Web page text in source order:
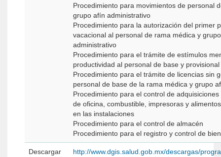
Procedimiento para movimientos de personal
grupo afín administrativo
Procedimiento para la autorización del primer
vacacional al personal de rama médica y
administrativo
Procedimiento para el trámite de estímulos
productividad al personal de base y provisional
Procedimiento para el trámite de licencias sin
personal de base de la rama médica y grupo
Procedimiento para el control de
de oficina, combustible, impresoras y
en las instalaciones
Procedimiento para el control de almacén
Procedimiento para el registro y control de
Descargar
http://www.dgis.salud.gob.mx/descargas/